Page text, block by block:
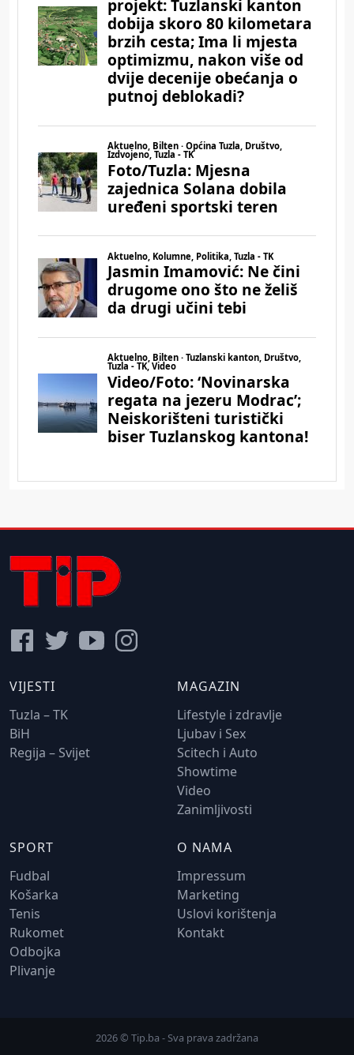
VIJESTI
Tuzla – TK
BiH
Regija – Svijet
MAGAZIN
Lifestyle i zdravlje
Ljubav i Sex
Scitech i Auto
Showtime
Video
Zanimljivosti
SPORT
Fudbal
Košarka
Tenis
Rukomet
Odbojka
Plivanje
O NAMA
Impressum
Marketing
Uslovi korištenja
Kontakt
2026 © Tip.ba - Sva prava zadržana